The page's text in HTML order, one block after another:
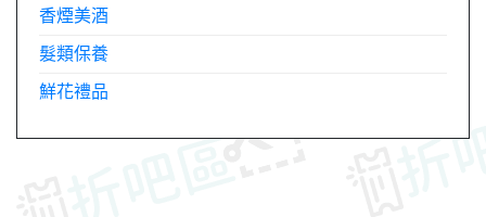
香煙美酒
髮類保養
鮮花禮品